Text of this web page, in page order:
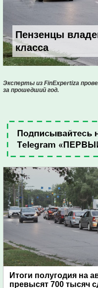
Пензенцы
класса
Эксперты из FinExpertiza
за прошедший год.
Итоги полугодия на
превысят 700 тысяч